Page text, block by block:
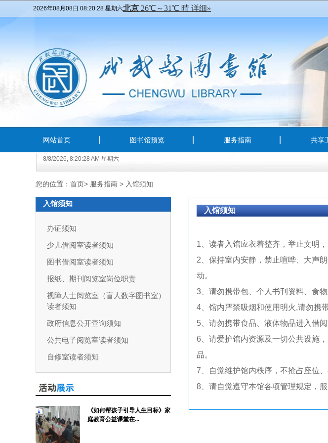
2026年08月08日 08:20:29 星期六
网站首页 图书馆预览 服务指南 共享
8/8/2026, 8:20:28 AM 星期六
您的位置： 首页> 服务指南 > 入馆须知
入馆须知
办证须知
少儿借阅室读者须知
图书借阅室读者须知
报纸、期刊阅览室岗位职责
视障人士阅览室（盲人数字图书室）
读者须知
政府信息公开查询须知
公共电子阅览室读者须知
自修室读者须知
《如何帮孩子引导人生目标》家
庭教育公益课堂在...
入馆须知
1、读者入馆应衣着整齐，举止文明
2、保持室内安静，禁止喧哗、大声
动。
3、请勿携带包、个人书刊资料、食
4、馆内严禁吸烟和使用明火,请勿携
5、请勿携带食品、液体物品进入借
6、请爱护馆内资源及一切公共设施
品。
7、自觉维护馆内秩序，不抢占座位
8、请自觉遵守本馆各项管理规定，